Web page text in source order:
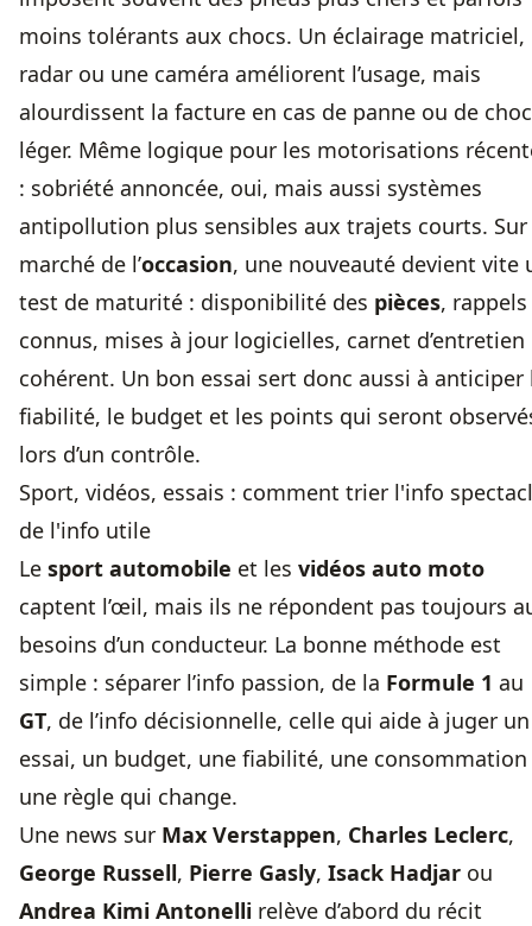
moins tolérants aux chocs. Un éclairage matriciel,
radar ou une caméra améliorent l’usage, mais
alourdissent la facture en cas de panne ou de choc
léger. Même logique pour les motorisations
: sobriété annoncée, oui, mais aussi systèmes
antipollution plus sensibles aux trajets courts. Sur
marché de l’occasion, une nouveauté devient vite
test de maturité : disponibilité des pièces, rappels
connus, mises à jour logicielles, carnet d’entretien
cohérent. Un bon essai sert donc aussi à anticiper
fiabilité, le budget et les points qui seront
lors d’un contrôle.
Sport, vidéos, essais : comment trier l'info
de l'info utile
Le sport automobile et les vidéos auto moto
captent l’œil, mais ils ne répondent pas toujours
besoins d’un conducteur. La bonne méthode est
simple : séparer l’info passion, de la Formule 1 au
GT, de l’info décisionnelle, celle qui aide à juger un
essai, un budget, une fiabilité, une
une règle qui change.
Une news sur Max Verstappen, Charles Leclerc,
George Russell, Pierre Gasly, Isack Hadjar ou
Andrea Kimi Antonelli relève d’abord du récit